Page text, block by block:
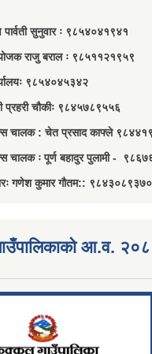
पार्वती सुनुवार ः ९८५४०४१९४१
राजु बराल ः ९८५११२१९५९
९८५४०४५३४२
चौकीः ९८४५७८९५५६
चालक : चेत प्रसाद काफ्ले
चालक ः पूर्ण बहादुर पुलामी -
गणेश कुमार गौतम:: ९८४३०८९३७०
आ.व.